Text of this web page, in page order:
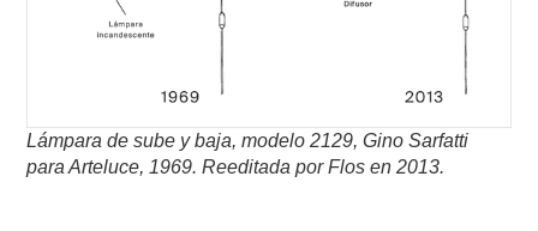
Lámpara de sube y baja, modelo 2129, Gino Sarfatti
para Arteluce, 1969.Reeditada por Flos en 2013.